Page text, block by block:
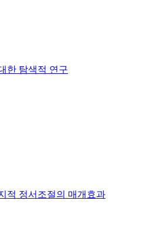
한 탐색적 연구
적 정서조절의 매개효과